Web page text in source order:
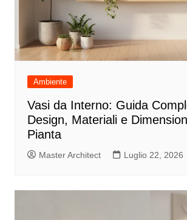
Ambiente
Vasi da Interno: Guida
Design, Materiali e
Pianta
Master Architect Luglio 22, 2026